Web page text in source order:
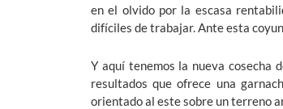
en el olvido por la escasa
difíciles de trabajar. Ante esta
Y aquí tenemos la nueva cosecha
resultados que ofrece una
orientado al este sobre un terreno